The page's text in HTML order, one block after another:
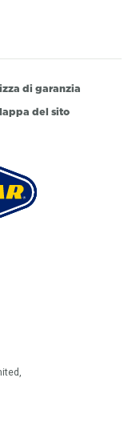
di garanzia
del sito